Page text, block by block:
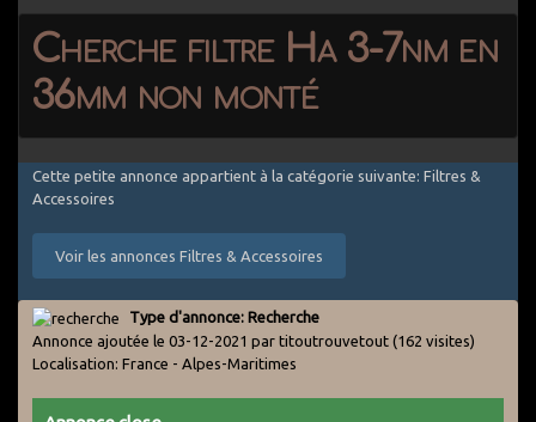
Cherche filtre Ha 3-7nm en
36mm non monté
Cette petite annonce appartient à la catégorie suivante: Filtres &
Accessoires
Voir les annonces Filtres & Accessoires
Type d'annonce: Recherche
Annonce ajoutée le 03-12-2021 par titoutrouvetout (162 visites)
Localisation: France - Alpes-Maritimes